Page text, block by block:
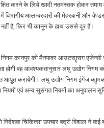
करने के लिये खादी नतमस्तक होकर तमाम
आलम्बरदारों की मेहरबानी और वेण्डर
नहीं है, फिर भी कानून के हाथ उससे दूर हैं।
कानपुर को मैनपावर आउटसाॄसग एजेन्सी
होगी वह आवश्यकतानुसार लघु उद्योग
आपूॢत करायेगी। लघु उद्योग निगम इंगेज
एवं अन्य सुसंगत नियमों का अनुपालन
चिकित्सा उपचार बद्री विशाल ने कई